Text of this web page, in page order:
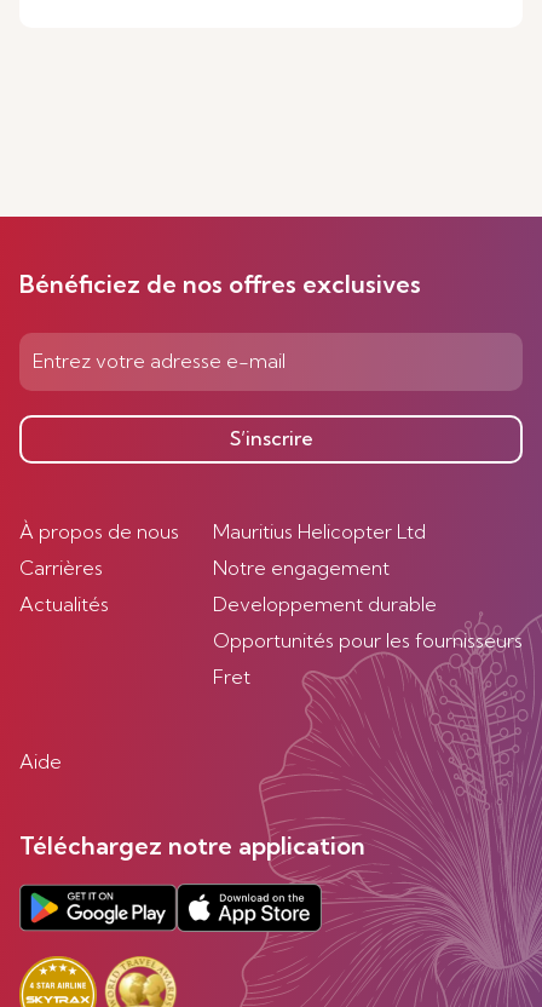
Bénéficiez de nos offres exclusives
S’inscrire
À propos de nous
Carrières
Actualités
Mauritius Helicopter Ltd
Notre engagement
Developpement durable
Opportunités pour les fournisseurs
Fret
Aide
Téléchargez notre application